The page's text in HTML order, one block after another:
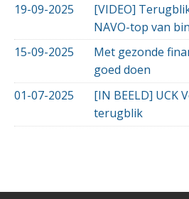
19-09-2025
[VIDEO]
NAVO-top van
15-09-2025
Met gezonde
goed doen
01-07-2025
[IN BEELD] UCK
terugblik